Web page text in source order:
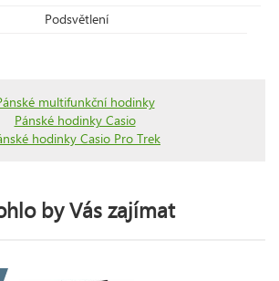
Podsvětlení
multifunkční hodinky
Pánské hodinky Casio
hodinky Casio Pro Trek
by Vás zajímat